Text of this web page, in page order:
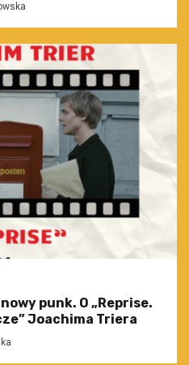
punk. O „Reprise.
Joachima Triera